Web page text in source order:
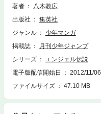
著者
八木教広
出版社
集英社
ジャンル
少年マンガ
掲載誌
月刊少年ジャンプ
シリーズ
エンジェル伝説
電子版配信開始日
2012/11/06
ファイルサイズ
47.10 MB